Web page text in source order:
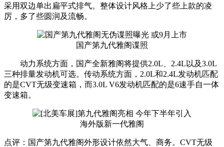
采用双边单出扁平式排气。整体设计风格上少了些上款的凌
厉，多了些圆润及流畅。
国产第九代雅阁谍照
动力系统方面，国产全新雅阁将提供2.0L、2.4L以及3.0L
三种排量发动机可选。传动系统方面，2.0L和2.4L发动机匹配
的是CVT无级变速箱，而3.0L V6发动机匹配的是6速手自一体
变速箱。
海外版新一代雅阁
点评：国产第九代雅阁外形设计依然大气、商务。CVT无级